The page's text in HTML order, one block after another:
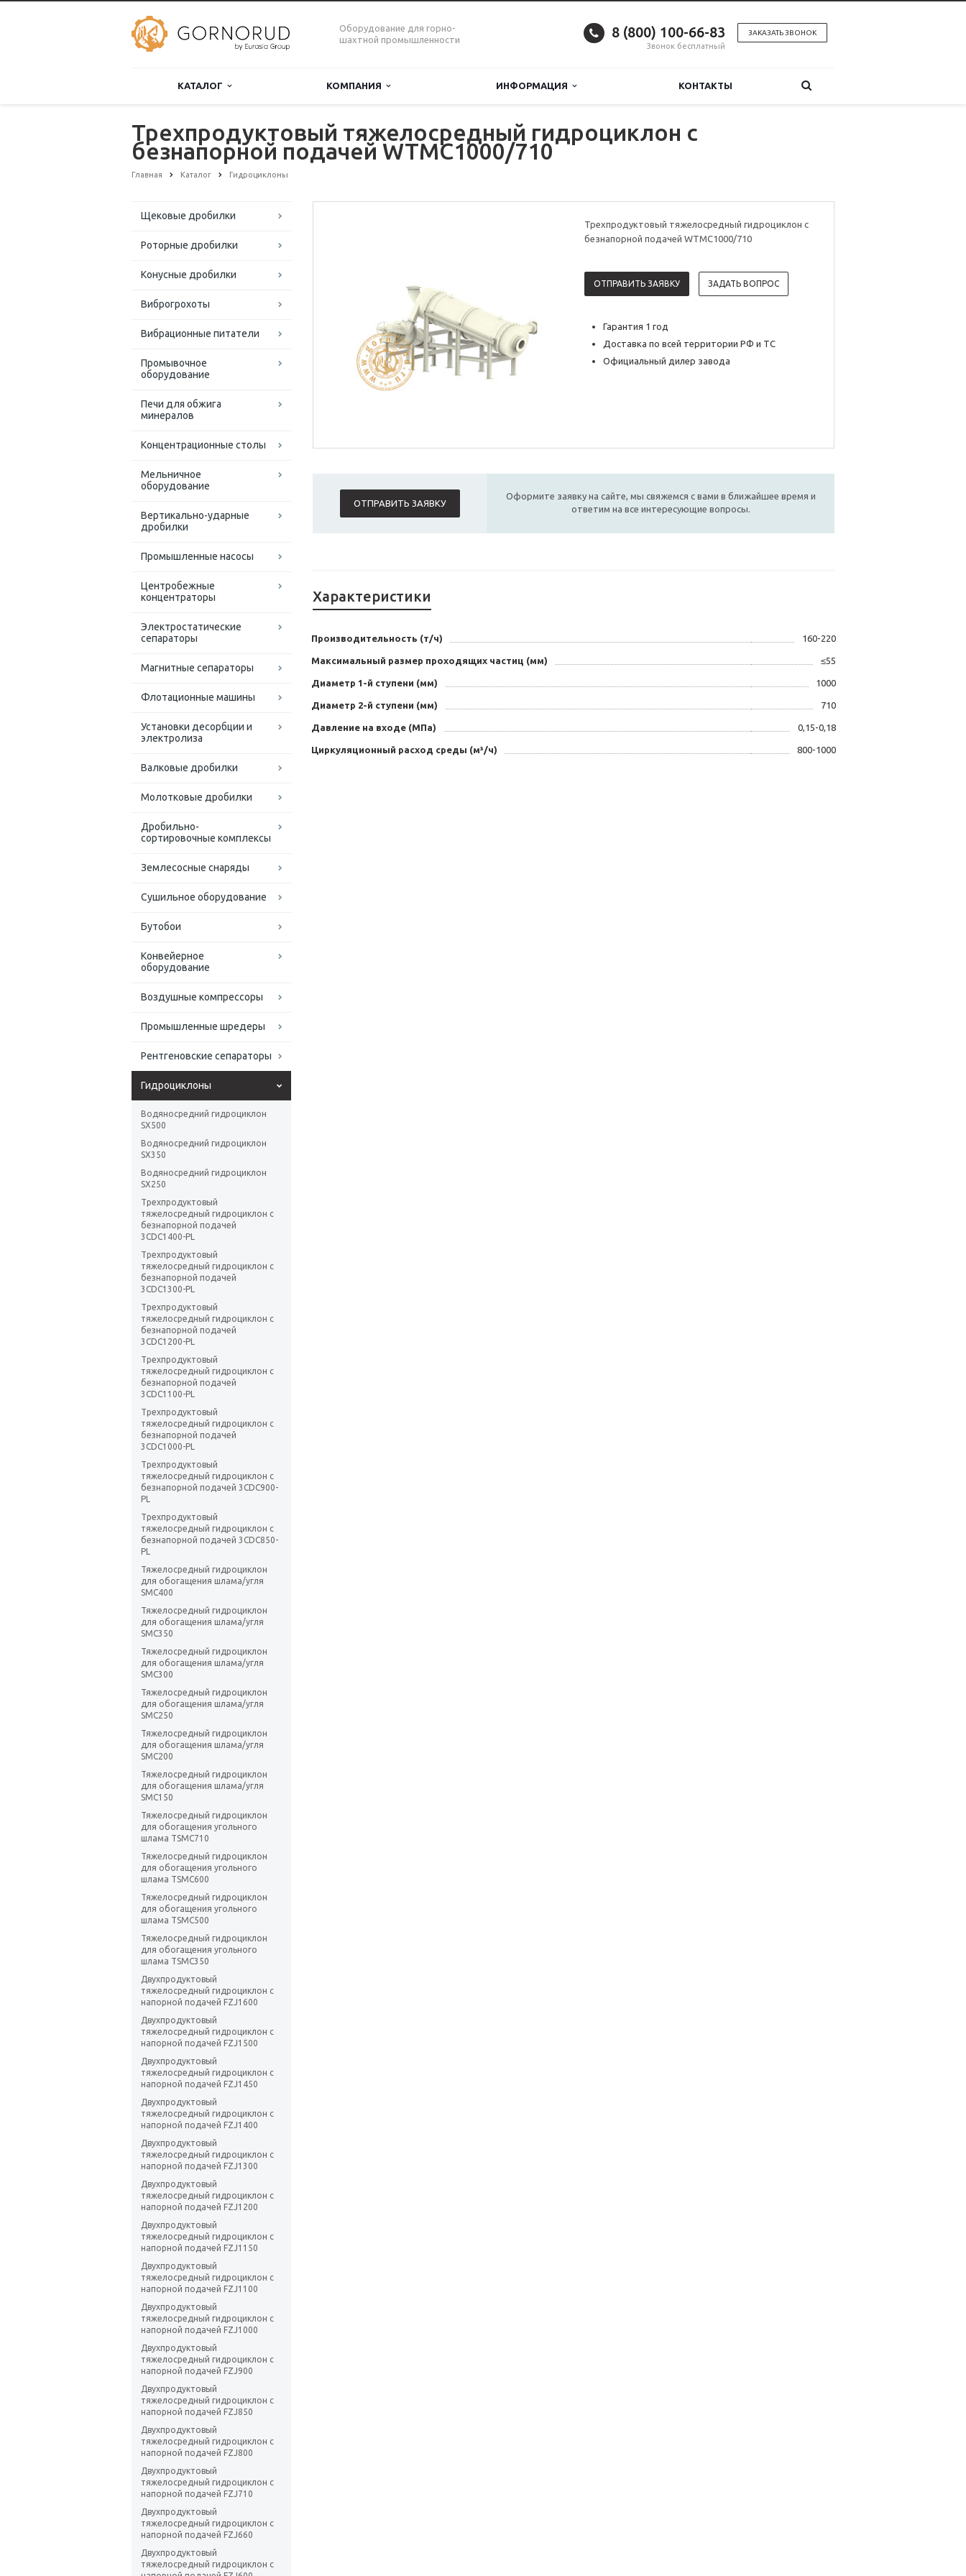
Оборудование для горно-
шахтной промышленности
ЗАКАЗАТЬ ЗВОНОК
8 (800) 100-66-83
Звонок бесплатный
КАТАЛОГ КОМПАНИЯ ИНФОРМАЦИЯ КОНТАКТЫ
Трехпродуктовый тяжелосредный гидроциклон с
безнапорной подачей WTMC1000/710
Главная Каталог Гидроциклоны
Щековые дробилки
Роторные дробилки
Конусные дробилки
Виброгрохоты
Вибрационные питатели
Промывочное
оборудование
Печи для обжига
минералов
Концентрационные столы
Мельничное
оборудование
Вертикально-ударные
дробилки
Промышленные насосы
Центробежные
концентраторы
Электростатические
сепараторы
Магнитные сепараторы
Флотационные машины
Установки десорбции и
электролиза
Валковые дробилки
Молотковые дробилки
Дробильно-
сортировочные комплексы
Землесосные снаряды
Сушильное оборудование
Бутобои
Конвейерное
оборудование
Воздушные компрессоры
Промышленные шредеры
Рентгеновские сепараторы
Гидроциклоны
Водяносредний гидроциклон
SX500
Водяносредний гидроциклон
SX350
Водяносредний гидроциклон
SX250
Трехпродуктовый
тяжелосредный гидроциклон с
безнапорной подачей
3CDC1400-PL
Трехпродуктовый
тяжелосредный гидроциклон с
безнапорной подачей
3CDC1300-PL
Трехпродуктовый
тяжелосредный гидроциклон с
безнапорной подачей
3CDC1200-PL
Трехпродуктовый
тяжелосредный гидроциклон с
безнапорной подачей
3CDC1100-PL
Трехпродуктовый
тяжелосредный гидроциклон с
безнапорной подачей
3CDC1000-PL
Трехпродуктовый
тяжелосредный гидроциклон с
безнапорной подачей 3CDC900-
PL
Трехпродуктовый
тяжелосредный гидроциклон с
безнапорной подачей 3CDC850-
PL
Тяжелосредный гидроциклон
для обогащения шлама/угля
SMC400
Тяжелосредный гидроциклон
для обогащения шлама/угля
SMC350
Тяжелосредный гидроциклон
для обогащения шлама/угля
SMC300
Тяжелосредный гидроциклон
для обогащения шлама/угля
SMC250
Тяжелосредный гидроциклон
для обогащения шлама/угля
SMC200
Тяжелосредный гидроциклон
для обогащения шлама/угля
SMC150
Тяжелосредный гидроциклон
для обогащения угольного
шлама TSMC710
Тяжелосредный гидроциклон
для обогащения угольного
шлама TSMC600
Тяжелосредный гидроциклон
для обогащения угольного
шлама TSMC500
Тяжелосредный гидроциклон
для обогащения угольного
шлама TSMC350
Двухпродуктовый
тяжелосредный гидроциклон с
напорной подачей FZJ1600
Двухпродуктовый
тяжелосредный гидроциклон с
напорной подачей FZJ1500
Двухпродуктовый
тяжелосредный гидроциклон с
напорной подачей FZJ1450
Двухпродуктовый
тяжелосредный гидроциклон с
напорной подачей FZJ1400
Двухпродуктовый
тяжелосредный гидроциклон с
напорной подачей FZJ1300
Двухпродуктовый
тяжелосредный гидроциклон с
напорной подачей FZJ1200
Двухпродуктовый
тяжелосредный гидроциклон с
напорной подачей FZJ1150
Двухпродуктовый
тяжелосредный гидроциклон с
напорной подачей FZJ1100
Двухпродуктовый
тяжелосредный гидроциклон с
напорной подачей FZJ1000
Двухпродуктовый
тяжелосредный гидроциклон с
напорной подачей FZJ900
Двухпродуктовый
тяжелосредный гидроциклон с
напорной подачей FZJ850
Двухпродуктовый
тяжелосредный гидроциклон с
напорной подачей FZJ800
Двухпродуктовый
тяжелосредный гидроциклон с
напорной подачей FZJ710
Двухпродуктовый
тяжелосредный гидроциклон с
напорной подачей FZJ660
Двухпродуктовый
тяжелосредный гидроциклон с
Трехпродуктовый тяжелосредный гидроциклон с
безнапорной подачей WTMC1000/710
ОТПРАВИТЬ ЗАЯВКУ ЗАДАТЬ ВОПРОС
Гарантия 1 год
Доставка по всей территории РФ и ТС
Официальный дилер завода
ОТПРАВИТЬ ЗАЯВКУ
Оформите заявку на сайте, мы свяжемся с вами в ближайшее время и
ответим на все интересующие вопросы.
Характеристики
Производительность (т/ч) 160-220
Максимальный размер проходящих частиц (мм) ≤55
Диаметр 1-й ступени (мм) 1000
Диаметр 2-й ступени (мм) 710
Давление на входе (МПа) 0,15-0,18
Циркуляционный расход среды (м³/ч) 800-1000